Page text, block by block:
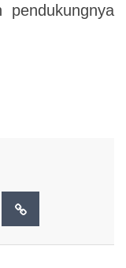
pendukungnya